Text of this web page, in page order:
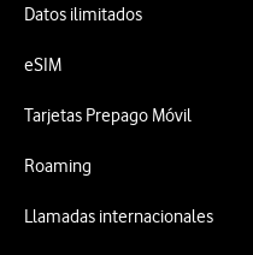
Datos ilimitados
eSIM
Tarjetas Prepago Móvil
Roaming
Llamadas internacionales